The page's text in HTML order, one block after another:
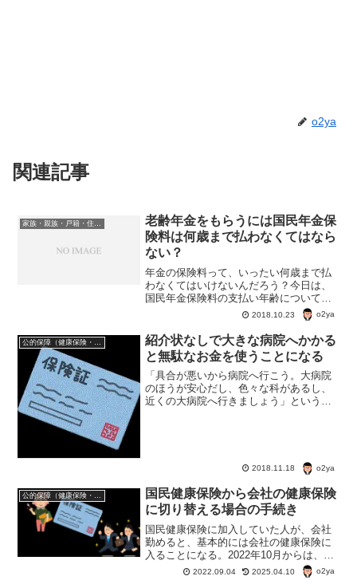
o2ya
関連記事
老齢年金をもらうには国民年金保
険料は何歳まで払わなくてはなら
ない？
年金の保険料って、いったい何歳まで払
わなくてはいけないんだろう？今日は、
国民年金保険料の支払い年齢についてち
2018.10.23 o2ya
紹介状なしで大きな病院へかかる
と無駄なお金を使うことになる
「具合が悪いから病院へ行こう。大病院
のほうが安心だし、色々な科があるし、
近くの大病院へ行きましょう」という
2018.11.18 o2ya
公的保障（健康保険・年金・雇用保険・生活保護・災害時の補償）
国民健康保険から会社の健康保険
に切り替える場合の手続き
国民健康保険に加入していた人が、会社
勤めると、基本的には会社の健康保険に
入ることになる。2022年10月からは、パ
ートで国民健康保険に入っていた人で
も、会社の健康保険に入るケースが増え
2022.09.04 2025.04.10 o2ya